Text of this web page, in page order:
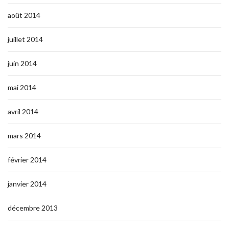
août 2014
juillet 2014
juin 2014
mai 2014
avril 2014
mars 2014
février 2014
janvier 2014
décembre 2013